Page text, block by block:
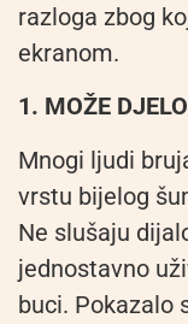
razloga zbog
ekranom.
1. MOŽE
Mnogi ljudi
vrstu bijelog
Ne slušaju
jednostavno
buci. Pokazalo